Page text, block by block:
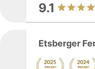
9.1
Etsberger